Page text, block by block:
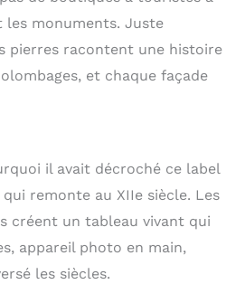
les monuments. Juste
pierres racontent une histoire
et chaque façade
il avait décroché ce label
remonte au XIIe siècle. Les
créent un tableau vivant qui
appareil photo en main,
les siècles.